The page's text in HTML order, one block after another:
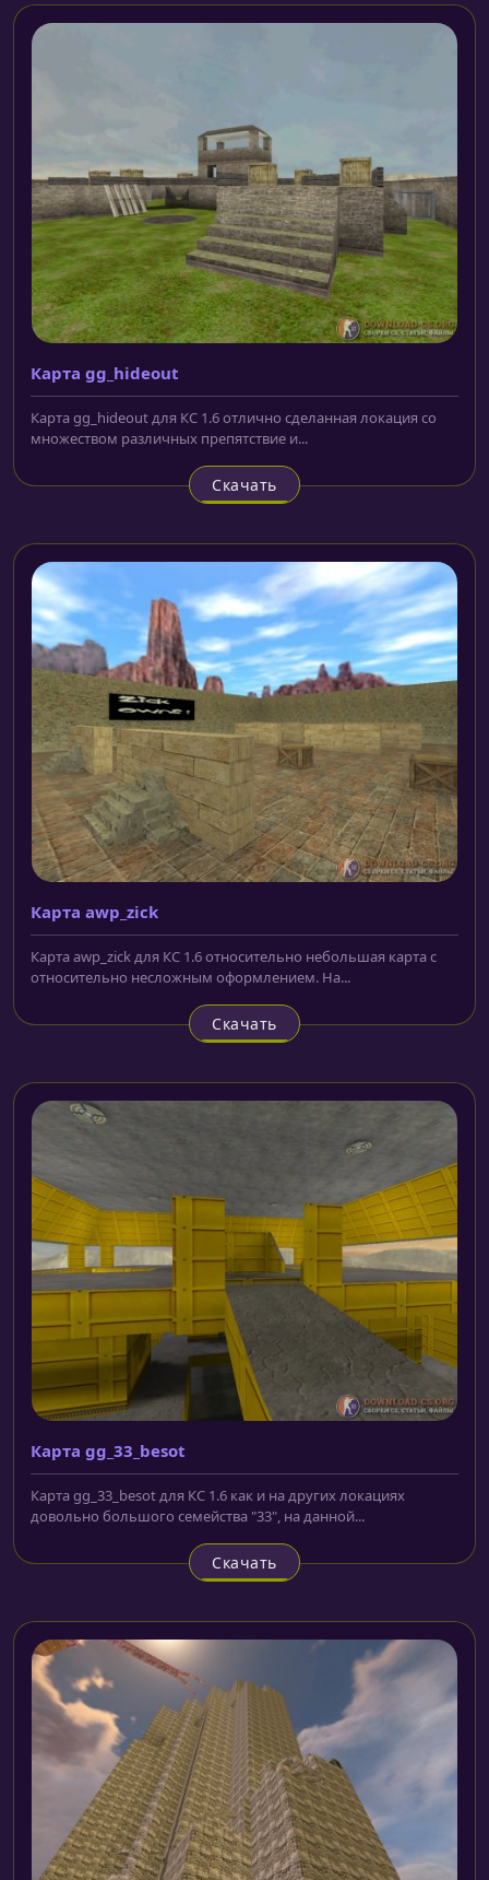
Карта gg_hideout
Карта gg_hideout для КС 1.6 отлично сделанная локация со
множеством различных препятствие и...
Скачать
Карта awp_zick
Карта awp_zick для КС 1.6 относительно небольшая карта с
относительно несложным оформлением. На...
Скачать
Карта gg_33_besot
Карта gg_33_besot для КС 1.6 как и на других локациях
довольно большого семейства "33", на данной...
Скачать